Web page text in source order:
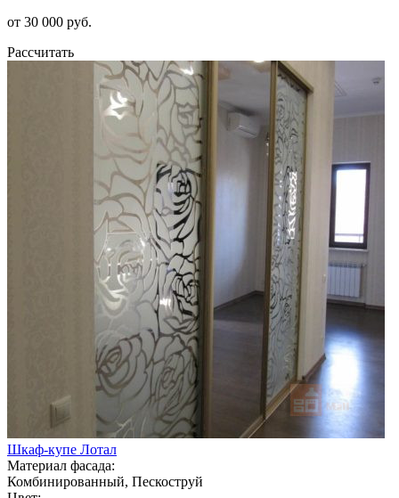
от 30 000 руб.
Рассчитать
Шкаф-купе Лотал
Материал фасада:
Комбинированный, Пескоструй